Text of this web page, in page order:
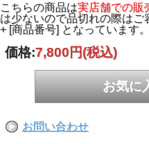
こちらの商品は実店舗での販
は少ないので品切れの際はご
+ [商品番号] となっています。
価格:7,800円(税込)
お問い合わせ